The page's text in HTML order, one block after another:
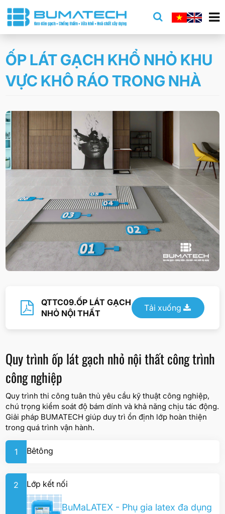
ỐP LÁT GẠCH KHỔ NHỎ KHU
VỰC KHÔ RÁO TRONG NHÀ
QTTC09.ỐP LÁT GẠCH
NHỎ NỘI THẤT
Tải xuống
Quy trình ốp lát gạch nhỏ nội thất công trình
công nghiệp
Quy trình thi công tuân thủ yêu cầu kỹ thuật công nghiệp,
chú trọng kiểm soát độ bám dính và khả năng chịu tác động.
Giải pháp BUMATECH giúp duy trì ổn định lớp hoàn thiện
trong quá trình vận hành.
1 Bêtông
2 Lớp kết nối
BuMaLATEX - Phụ gia latex đa dụng